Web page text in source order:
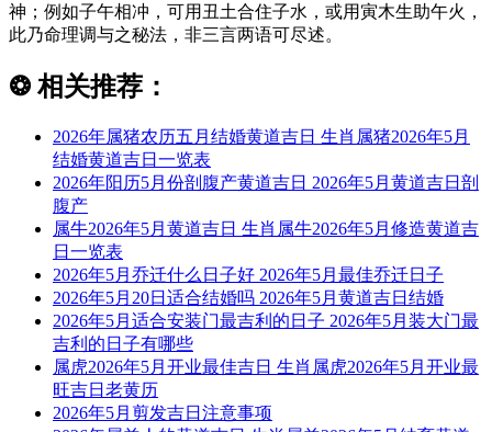
神；例如子午相冲，可用丑土合住子水，或用寅木生助午火，
此乃命理调与之秘法，非三言两语可尽述。
❂ 相关推荐：
2026年属猪农历五月结婚黄道吉日 生肖属猪2026年5月
结婚黄道吉日一览表
2026年阳历5月份剖腹产黄道吉日 2026年5月黄道吉日剖
腹产
属牛2026年5月黄道吉日 生肖属牛2026年5月修造黄道吉
日一览表
2026年5月乔迁什么日子好 2026年5月最佳乔迁日子
2026年5月20日适合结婚吗 2026年5月黄道吉日结婚
2026年5月适合安装门最吉利的日子 2026年5月装大门最
吉利的日子有哪些
属虎2026年5月开业最佳吉日 生肖属虎2026年5月开业最
旺吉日老黄历
2026年5月剪发吉日注意事项